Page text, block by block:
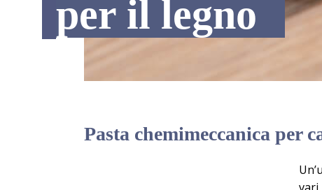
per il legno
Pasta chemimeccanica per